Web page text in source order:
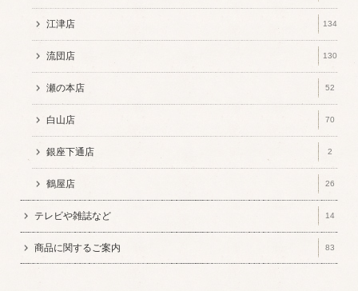
江津店 134
流団店 130
瀬の本店 52
白山店 70
銀座下通店 2
鶴屋店 26
テレビや雑誌など 14
商品に関するご案内 83